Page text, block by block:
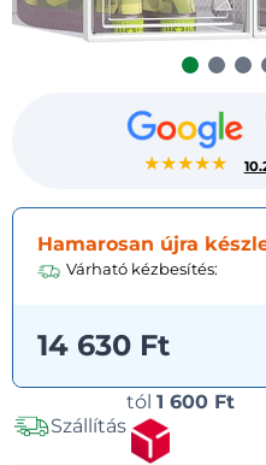
★★★★★
Hamarosan újra
Várható kézbesítés:
14 630 Ft
Szállítás
tól 1 600 Ft